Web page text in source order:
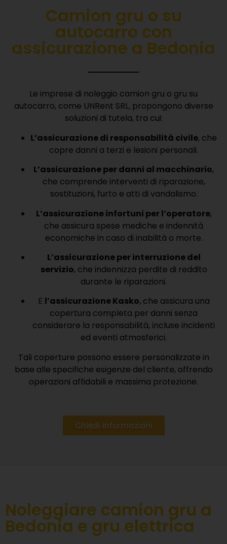
Camion gru o su
autocarro con
assicurazione a Bedonia
Le imprese di noleggio camion gru o gru su
autocarro, come UNRent SRL, propongono diverse
soluzioni di tutela, tra cui:
L’assicurazione di responsabilità civile, che
copre danni a terzi e lesioni personali.
L’assicurazione per danni al macchinario,
che comprende interventi di riparazione,
sostituzioni, furto e atti di vandalismo.
L’assicurazione infortuni per l’operatore,
che assicura spese mediche e indennità
economiche in caso di inabilità o morte.
L’assicurazione per interruzione del
servizio, che indennizza perdite di reddito
durante le riparazioni.
E l’assicurazione Kasko, che assicura una
copertura completa per danni senza
considerare la responsabilità, incluse incidenti
ed eventi atmosferici.
Tali coperture possono essere personalizzate in
base alle specifiche esigenze del cliente, offrendo
operazioni affidabili e massima protezione.
Chiedi informazioni
Noleggiare camion gru a
Bedonia e gru elettrica